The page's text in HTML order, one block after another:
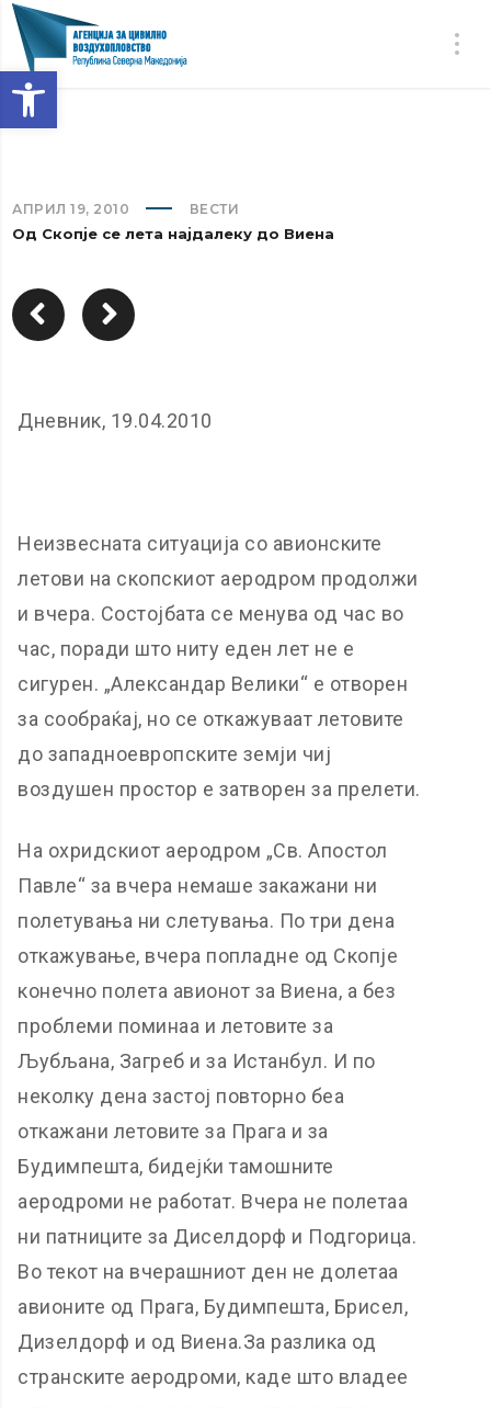
Open toolbar
АПРИЛ 19, 2010 ВЕСТИ
Од Скопје се лета најдалеку до Виена
Дневник, 19.04.2010
Неизвесната ситуација со авионските
летови на скопскиот аеродром продолжи
и вчера. Состојбата се менува од час во
час, поради што ниту еден лет не е
сигурен. „Александар Велики“ е отворен
за сообраќај, но се откажуваат летовите
до западноевропските земји чиј
воздушен простор е затворен за прелети.
На охридскиот аеродром „Св. Апостол
Павле“ за вчера немаше закажани ни
полетувања ни слетувања. По три дена
откажување, вчера попладне од Скопје
конечно полета авионот за Виена, а без
проблеми поминаа и летовите за
Љубљана, Загреб и за Истанбул. И по
неколку дена застој повторно беа
откажани летовите за Прага и за
Будимпешта, бидејќи тамошните
аеродроми не работат. Вчера не полетаа
ни патниците за Диселдорф и Подгорица.
Во текот на вчерашниот ден не долетаа
авионите од Прага, Будимпешта, Брисел,
Дизелдорф и од Виена.За разлика од
странските аеродроми, каде што владее